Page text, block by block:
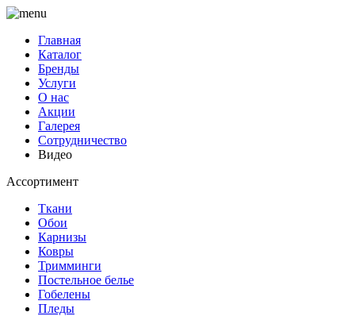
Главная
Каталог
Бренды
Услуги
О нас
Акции
Галерея
Сотрудничество
Видео
Ассортимент
Ткани
Обои
Карнизы
Ковры
Тримминги
Постельное белье
Гобелены
Пледы